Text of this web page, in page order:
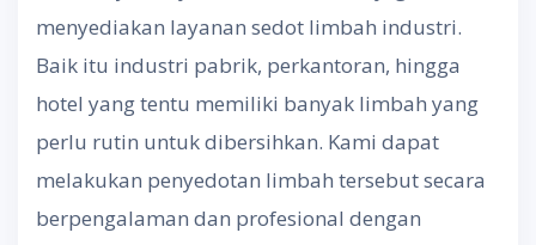
menyediakan layanan sedot limbah industri.
Baik itu industri pabrik, perkantoran, hingga
hotel yang tentu memiliki banyak limbah yang
perlu rutin untuk dibersihkan. Kami dapat
melakukan penyedotan limbah tersebut secara
berpengalaman dan profesional dengan